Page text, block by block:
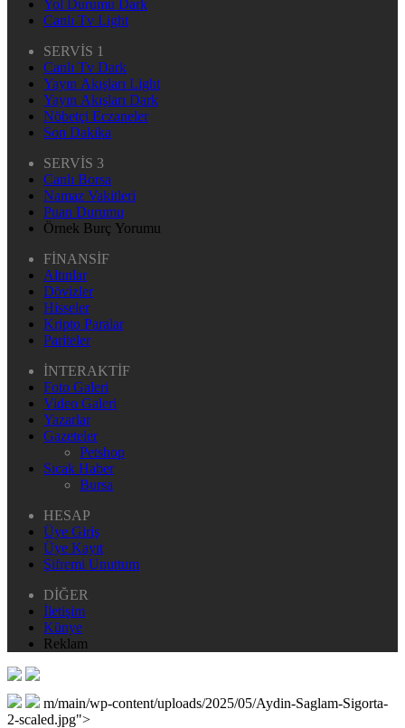
Yol Durumu Dark
Canlı Tv Light
SERVİS 1
Canlı Tv Dark
Yayın Akışları Light
Yayın Akışları Dark
Nöbetçi Eczaneler
Son Dakika
SERVİS 3
Canlı Borsa
Namaz Vakitleri
Puan Durumu
Örnek Burç Yorumu
FİNANSİF
Altınlar
Dövizler
Hisseler
Kripto Paralar
Pariteler
İNTERAKTİF
Foto Galeri
Video Galeri
Yazarlar
Gazeteler
Petshop
Sıcak Haber
Bursa
HESAP
Üye Giriş
Üye Kayıt
Şifremi Unuttum
DİĞER
İletişim
Künye
Reklam
m/main/wp-content/uploads/2025/05/Aydin-Saglam-Sigorta-
2-scaled.jpg">